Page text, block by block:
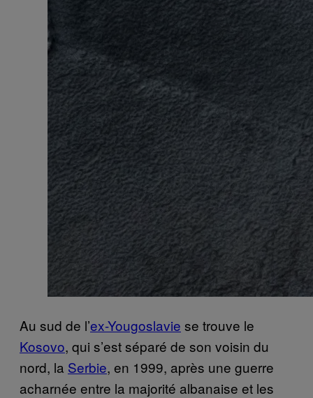
Au sud de l’ex-Yougoslavie se trouve le
Kosovo, qui s’est séparé de son voisin du
nord, la Serbie, en 1999, après une guerre
acharnée entre la majorité albanaise et les